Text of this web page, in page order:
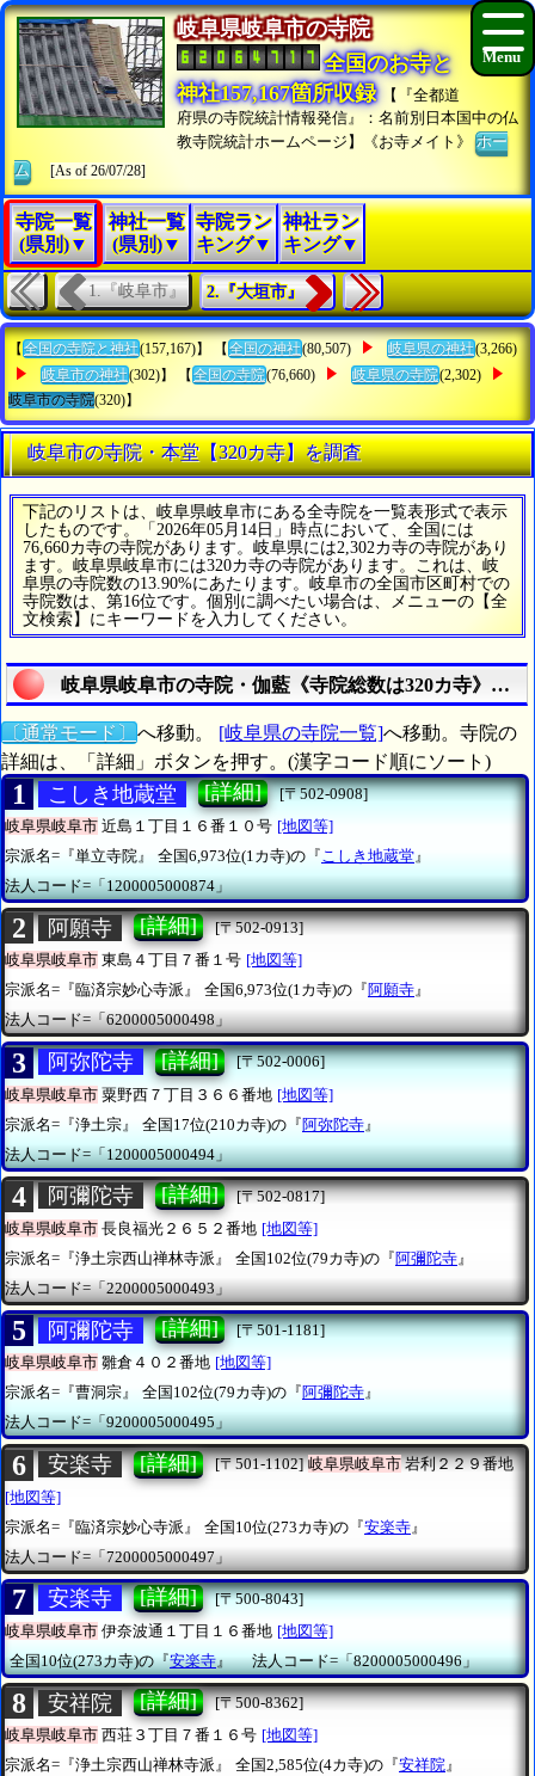
岐阜県岐阜市の寺院
全国のお寺と
神社157,167箇所収録
【『全都道
府県の寺院統計情報発信』：名前別日本国中の仏
教寺院統計ホームページ】《お寺メイト》ホー
ム
[As of 26/07/28]
寺院一覧
(県別)▼
神社一覧
(県別)▼
寺院ラン
キング▼
神社ラン
キング▼
1.『岐阜市』 2.『大垣市』
【 全国の寺院と神社(157,167)】 【 全国の神社(80,507) 岐阜県の神社(3,266)
岐阜市の神社(302)】 【 全国の寺院(76,660) 岐阜県の寺院(2,302)
岐阜市の寺院(320)】
岐阜市の寺院・本堂【320カ寺】を調査
下記のリストは、岐阜県岐阜市にある全寺院を一覧表形式で表示
したものです。「2026年05月14日」時点において、全国には
76,660カ寺の寺院があります。岐阜県には2,302カ寺の寺院があり
ます。岐阜県岐阜市には320カ寺の寺院があります。これは、岐
阜県の寺院数の13.90%にあたります。岐阜市の全国市区町村での
寺院数は、第16位です。個別に調べたい場合は、メニューの【全
文検索】にキーワードを入力してください。
岐阜県岐阜市の寺院・伽藍《寺院総数は320カ寺》を探
〔通常モード〕 へ移動。 [岐阜県の寺院一覧]へ移動。寺院の
詳細は、「詳細」ボタンを押す。(漢字コード順にソート)
1 こしき地蔵堂 [詳細]
[〒502-0908]
岐阜県岐阜市 近島１丁目１６番１０号 [地図等]
宗派名=『単立寺院』
全国6,973位(1カ寺)の『こしき地蔵堂』
法人コード=「1200005000874」
2 阿願寺 [詳細]
[〒502-0913]
岐阜県岐阜市 東島４丁目７番１号 [地図等]
宗派名=『臨済宗妙心寺派』
全国6,973位(1カ寺)の『阿願寺』
法人コード=「6200005000498」
3 阿弥陀寺 [詳細]
[〒502-0006]
岐阜県岐阜市 粟野西７丁目３６６番地 [地図等]
宗派名=『浄土宗』
全国17位(210カ寺)の『阿弥陀寺 』
法人コード=「1200005000494」
4 阿彌陀寺 [詳細]
[〒502-0817]
岐阜県岐阜市 長良福光２６５２番地 [地図等]
宗派名=『浄土宗西山禅林寺派』
全国102位(79カ寺)の『阿彌陀寺 』
法人コード=「2200005000493」
5 阿彌陀寺 [詳細]
[〒501-1181]
岐阜県岐阜市 雛倉４０２番地 [地図等]
宗派名=『曹洞宗』
全国102位(79カ寺)の『阿彌陀寺』
法人コード=「9200005000495」
6 安楽寺 [詳細] [〒501-1102] 岐阜県岐阜市岩利２２９番地
[地図等]
宗派名=『臨済宗妙心寺派』
全国10位(273カ寺)の『安楽寺 』
法人コード=「7200005000497」
7 安楽寺 [詳細]
[〒500-8043]
岐阜県岐阜市 伊奈波通１丁目１６番地 [地図等]
全国10位(273カ寺)の『安楽寺』 法人コード=「8200005000496」
8 安祥院 [詳細]
[〒500-8362]
岐阜県岐阜市 西荘３丁目７番１６号 [地図等]
宗派名=『浄土宗西山禅林寺派』
全国2,585位(4カ寺)の『安祥院』